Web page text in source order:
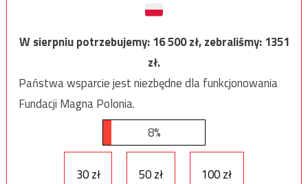
W sierpniu potrzebujemy:16 500zł, zebraliśmy:1351
zł.
Państwa wsparcie jest niezbędne dla funkcjonowania
Fundacji Magna Polonia.
8%
30 zł 50 zł 100 zł